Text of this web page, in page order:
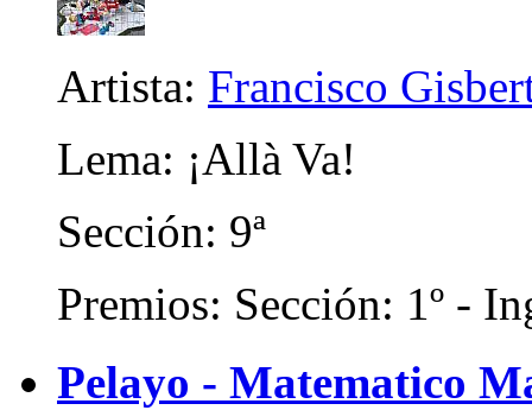
Artista: Francisco
Lema: ¡Allà Va!
Sección: 9ª
Premios: Sección: 1º -
Pelayo - Matematico